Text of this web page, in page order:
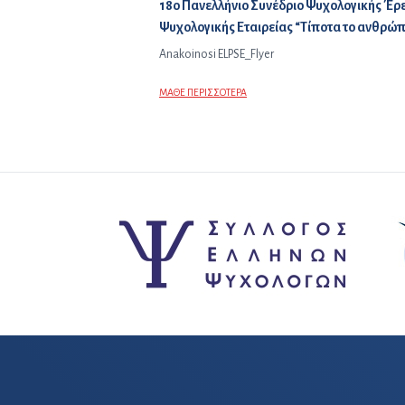
Προηγούμενο άρθρο:
18ο Πανελλήνιο Συνέδριο Ψυχολογικής
Ψυχολογικής Εταιρείας “Τίποτα το
Anakoinosi ELPSE_Flyer
ΜΑΘΕ ΠΕΡΙΣΣΟΤΕΡΑ